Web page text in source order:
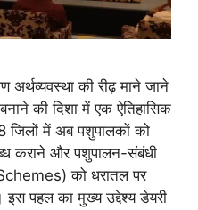
अर्थव्यवस्था की रीढ़ माने जाने
की दिशा में एक ऐतिहासिक
जिलों में अब पशुपालकों को
कराने और पशुपालन-संबंधी
को धरातल पर
इस पहल का मुख्य उद्देश्य डेयरी